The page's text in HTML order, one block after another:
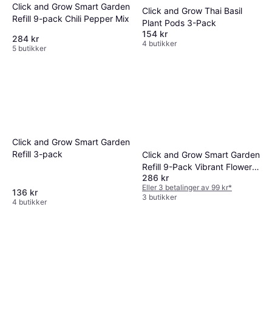
Click and Grow Smart Garden
Refill 9-pack Chili Pepper Mix
284 kr
5 butikker
Click and Grow Thai Basil
Plant Pods 3-Pack
154 kr
4 butikker
Click and Grow Smart Garden
Refill 3-pack
136 kr
4 butikker
Click and Grow Smart Garden
Refill 9-Pack Vibrant Flower
Mix
286 kr
Eller 3 betalinger av 99 kr*
3 butikker